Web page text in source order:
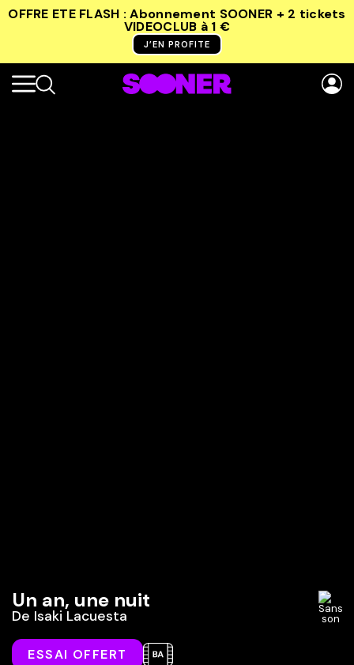
OFFRE ETE FLASH : Abonnement SOONER + 2 tickets
VIDEOCLUB à 1 €
J’EN PROFITE
Un an, une nuit
De Isaki Lacuesta
ESSAI OFFERT